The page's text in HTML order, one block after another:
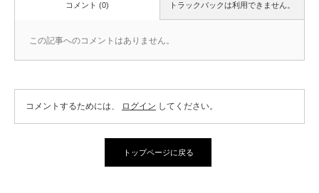
トラックバックは利用できません。
コメント (0)
この記事へのコメントはありません。
コメントするためには、 ログイン してください。
トップページに戻る